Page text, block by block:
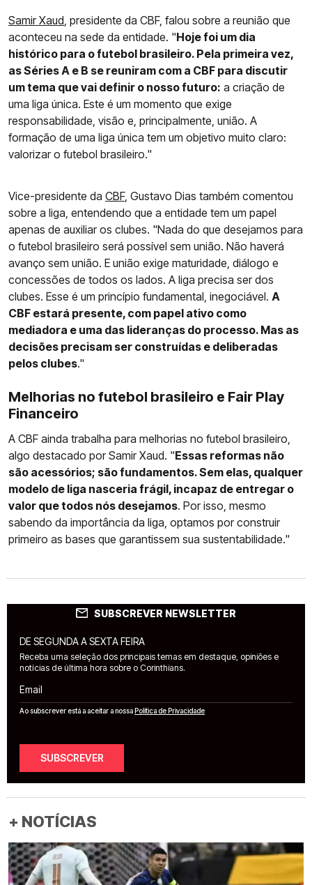
Samir Xaud , presidente da CBF, falou sobre a reunião que
aconteceu na sede da entidade. "Hoje foi um dia
histórico para o futebol brasileiro. Pela primeira vez,
as Séries A e B se reuniram com a CBF para discutir
um tema que vai definir o nosso futuro: a criação de
uma liga única. Este é um momento que exige
responsabilidade, visão e, principalmente, união. A
formação de uma liga única tem um objetivo muito claro:
valorizar o futebol brasileiro."
Vice-presidente da CBF, Gustavo Dias também comentou
sobre a liga, entendendo que a entidade tem um papel
apenas de auxiliar os clubes. "Nada do que desejamos para
o futebol brasileiro será possível sem união. Não haverá
avanço sem união. E união exige maturidade, diálogo e
concessões de todos os lados. A liga precisa ser dos
clubes. Esse é um princípio fundamental, inegociável. A
CBF estará presente, com papel ativo como
mediadora e uma das lideranças do processo. Mas as
decisões precisam ser construídas e deliberadas
pelos clubes."
Melhorias no futebol brasileiro e Fair Play
Financeiro
A CBF ainda trabalha para melhorias no futebol brasileiro,
algo destacado por Samir Xaud. "Essas reformas não
são acessórios; são fundamentos. Sem elas, qualquer
modelo de liga nasceria frágil, incapaz de entregar o
valor que todos nós desejamos. Por isso, mesmo
sabendo da importância da liga, optamos por construir
primeiro as bases que garantissem sua sustentabilidade."
SUBSCREVER NEWSLETTER
DE SEGUNDA A SEXTA FEIRA
Receba uma seleção dos principais temas em destaque, opiniões e
notícias de última hora sobre o Corinthians.
Email
Ao subscrever está a aceitar a nossaPolítica de Privacidade
SUBSCREVER
+ NOTÍCIAS